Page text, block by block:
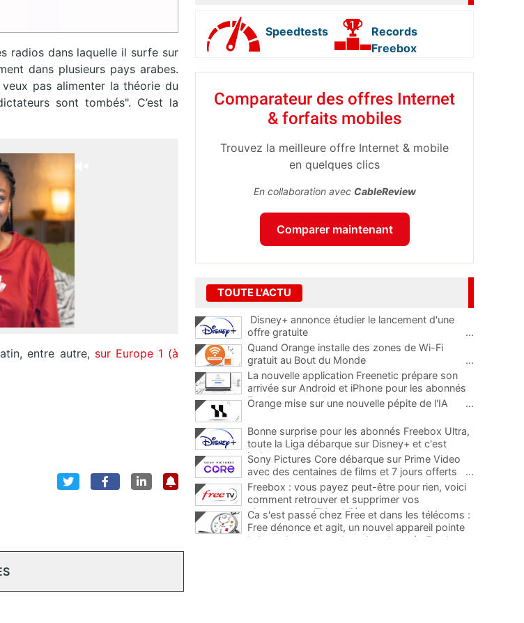
radios dans laquelle il surfe sur
dans plusieurs pays arabes.
pas alimenter la théorie du
sont tombés". C’est la
entre autre, sur Europe 1 (à
Speedtests
Records
Freebox
Comparateur des offres Internet
& forfaits mobiles
Trouvez la meilleure offre Internet & mobile
en quelques clics
En collaboration avec CableReview
Comparer maintenant
TOUTE L'ACTU
Disney+ annonce étudier le lancement d'une
offre gratuite
...
Quand Orange installe des zones de Wi-Fi
gratuit au Bout du Monde
...
La nouvelle application Freenetic prépare son
arrivée sur Android et iPhone pour les abonnés
Freebox, testez la
Orange mise sur une nouvelle pépite de l'IA ...
Bonne surprise pour les abonnés Freebox Ultra,
toute la Liga débarque sur Disney+ et c'est
inclus
Sony Pictures Core débarque sur Prime Video
avec des centaines de films et 7 jours offerts
...
Freebox : vous payez peut-être pour rien, voici
comment retrouver et supprimer vos
abonnements TV oubliés
...
Ca s'est passé chez Free et dans les télécoms :
Free dénonce et agit, un nouvel appareil pointe
le bout de son nez chez des abonnés Freebox...